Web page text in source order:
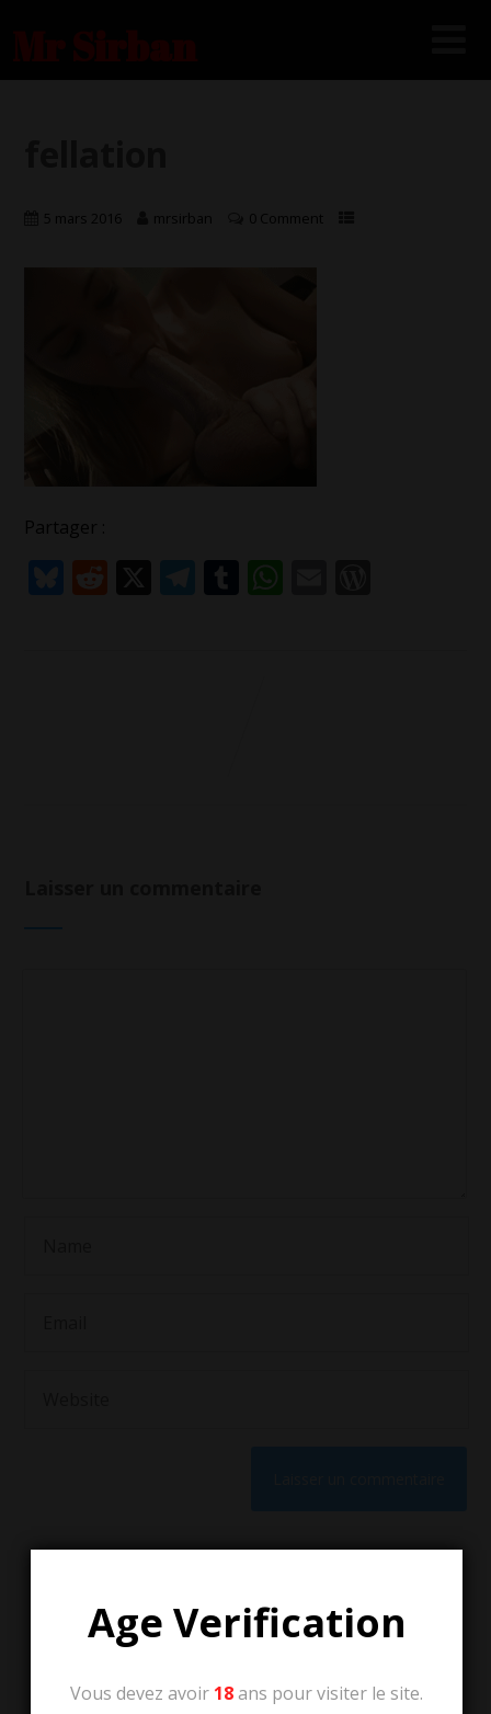
5 mars 2016 mrsirban 0 Comment
Partager :
Bluesky
RedditTelegram
Tumblr
WhatsApp
Tous les articles
Age Verification
Vous devez avoir 18ans pour visiter le site.